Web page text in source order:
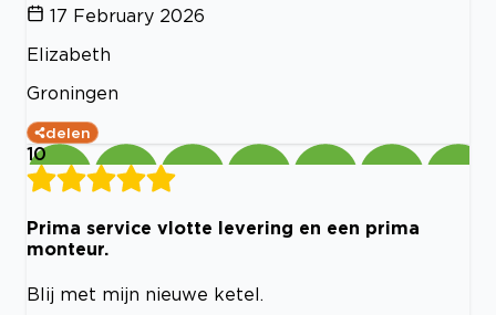
17 February 2026
Elizabeth
Groningen
delen
10
Prima service vlotte levering en een prima
monteur.
Blij met mijn nieuwe ketel.